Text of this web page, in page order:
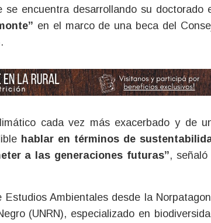
encuentra desarrollando su doctorado
en el marco de una beca del
cada vez más exacerbado y de
hablar en términos de
a las generaciones futuras”, señaló
Ambientales desde la
(UNRN), especializado en